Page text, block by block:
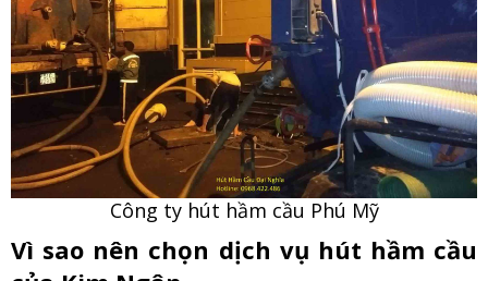
Công ty hút hầm cầu Phú Mỹ
Vì sao nên chọn dịch vụ hút hầm cầu